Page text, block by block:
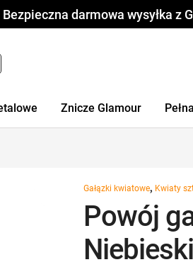
Bezpieczna darmowa wysyłka z
Znicze Glamour
Gałązki kwiatowe, Kwiaty
Powój